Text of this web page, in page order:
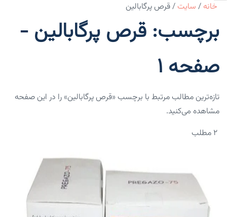
خانه / سایت /قرص پرگابالین
برچسب: قرص پرگابالین -
صفحه 1
تازه‌ترین مطالب مرتبط با برچسب «قرص پرگابالین» را در این صفحه
مشاهده می‌کنید.
۲ مطلب